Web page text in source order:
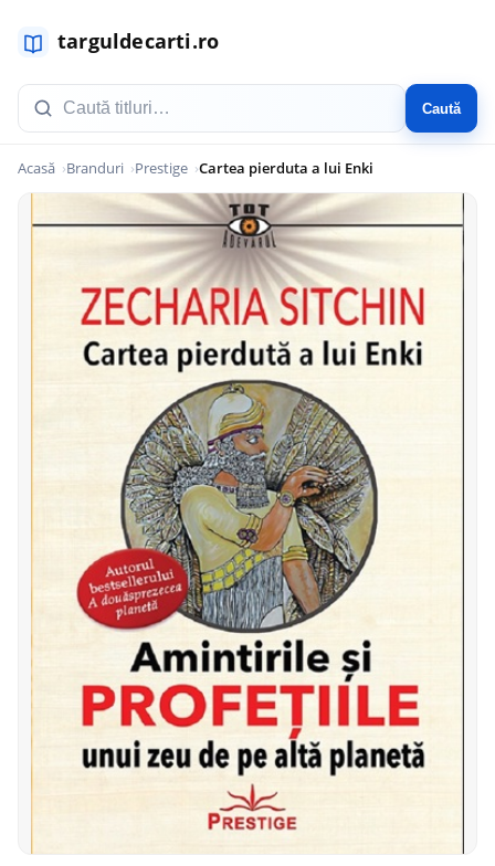
Caută
Acasă Branduri Prestige Cartea pierduta a lui Enki